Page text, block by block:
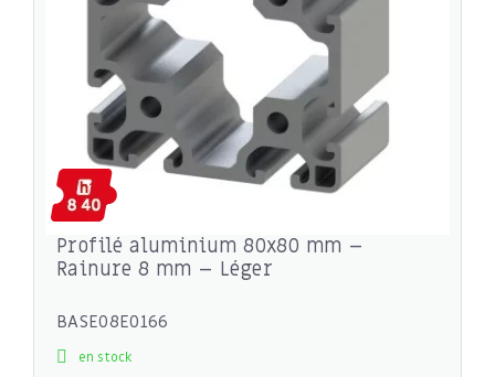
Profilé aluminium 80x80 mm –
Rainure 8 mm – Léger
BASE08E0166
en stock